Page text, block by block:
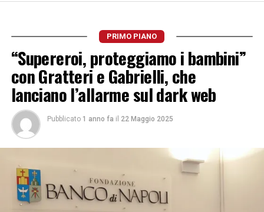
PRIMO PIANO
“Supereroi, proteggiamo i bambini”
con Gratteri e Gabrielli, che
lanciano l’allarme sul dark web
Pubblicato 1 anno fa il 22 Maggio 2025